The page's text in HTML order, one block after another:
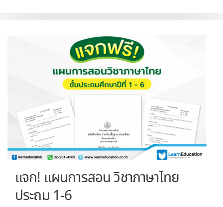
แจก! แผนการสอน วิชาภาษาไทย
ประถม 1-6